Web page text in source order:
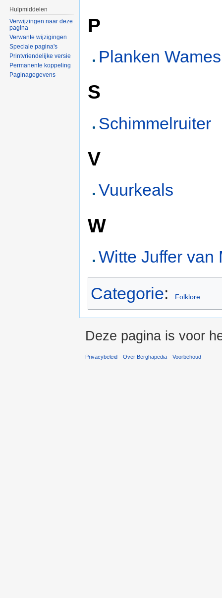
P
Planken Wames
S
Schimmelruiter
V
Vuurkeals
W
Witte Juffer van
Categorie: Folklore
Hulpmiddelen
Verwijzingen naar deze
pagina
Verwante wijzigingen
Speciale pagina's
Printvriendelijke versie
Permanente koppeling
Paginagegevens
Deze pagina is voor
Privacybeleid Over Berghapedia Voorbehoud